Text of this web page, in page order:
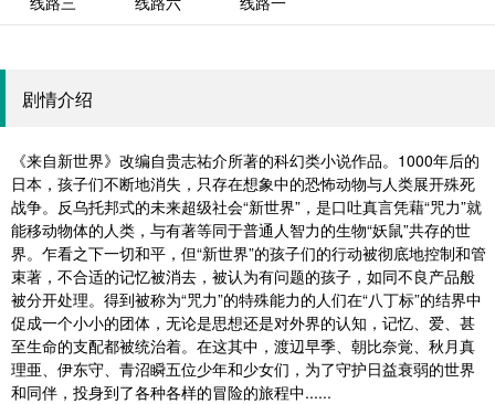
剧情介绍
《来自新世界》改编自贵志祐介所著的科幻类小说作品。1000年后的
日本，孩子们不断地消失，只存在想象中的恐怖动物与人类展开殊死
战争。反乌托邦式的未来超级社会“新世界”，是口吐真言凭藉“咒力”就
能移动物体的人类，与有著等同于普通人智力的生物“妖鼠”共存的世
界。乍看之下一切和平，但“新世界”的孩子们的行动被彻底地控制和管
束著，不合适的记忆被消去，被认为有问题的孩子，如同不良产品般
被分开处理。得到被称为“咒力”的特殊能力的人们在“八丁标”的结界中
促成一个小小的团体，无论是思想还是对外界的认知，记忆、爱、甚
至生命的支配都被统治着。在这其中，渡辺早季、朝比奈覚、秋月真
理亜、伊东守、青沼瞬五位少年和少女们，为了守护日益衰弱的世界
和同伴，投身到了各种各样的冒险的旅程中......